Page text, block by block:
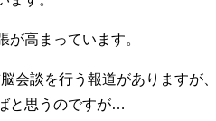
高まっています。
会談を行う報道がありますが、
と思うのですが…